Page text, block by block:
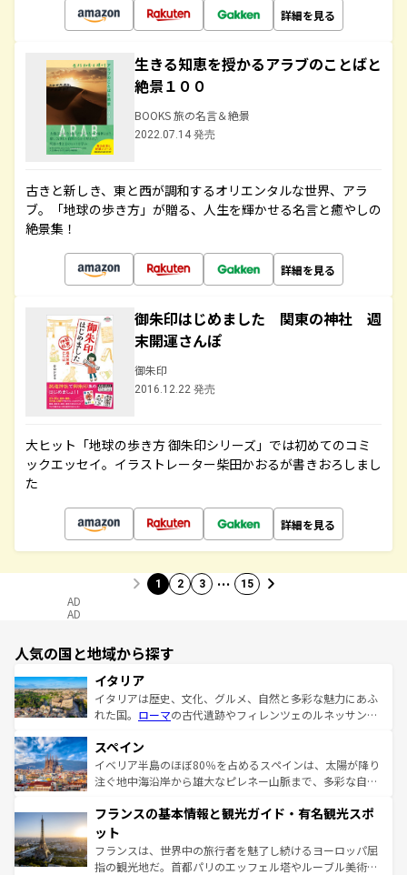
詳細を見る
生きる知恵を授かるアラブのことばと
絶景１００
BOOKS 旅の名言＆絶景
2022.07.14 発売
古きと新しき、東と西が調和するオリエンタルな世界、アラ
ブ。「地球の歩き方」が贈る、人生を輝かせる名言と癒やしの
絶景集！
詳細を見る
御朱印はじめました 関東の神社 週
末開運さんぽ
御朱印
2016.12.22 発売
大ヒット「地球の歩き方 御朱印シリーズ」では初めてのコミ
ックエッセイ。イラストレーター柴田かおるが書きおろしまし
た
詳細を見る
1 2 3 … 15
AD
AD
人気の国と地域から探す
イタリア
イタリアは歴史、文化、グルメ、自然と多彩な魅力にあふ
れた国。 ローマの古代遺跡やフィレンツェのルネッサンス
ろん、トスカーナの美しい田園風景やアマルフィ海岸の絶
景など、自然景観も見逃せない。観光の合間には、本場の
ピザやパスタなど、絶品のイタリア料理を堪能することも
ませてくれるイタリアで、忘れられない旅をしてみよう！
なお、新着のイタリア情報は
しい。
スペイン
イベリア半島のほぼ80％を占めるスペインは、太陽が降り
注ぐ地中海沿岸から雄大なピレネー山脈まで、多彩な自然
文化が根付くこの国では、情熱的なフラメンコ、熱気あふ
れる闘牛、そして美味しいタパスが生活の一部となってい
る。首都マドリードの洗練された雰囲気や、バルセロナの
アートに溢れた街角から、地方では古代ローマ遺跡や中世
フランスの基本情報と観光ガイド・有名観光スポ
ット
フランスは、世界中の旅行者を魅了し続けるヨーロッパ屈
指の観光地だ。首都パリのエッフェル塔やルーブル美術館